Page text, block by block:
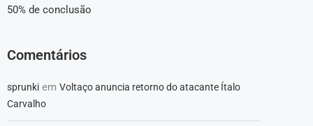
50% de conclusão
Comentários
sprunki em Voltaço anuncia retorno do atacante Ítalo
Carvalho